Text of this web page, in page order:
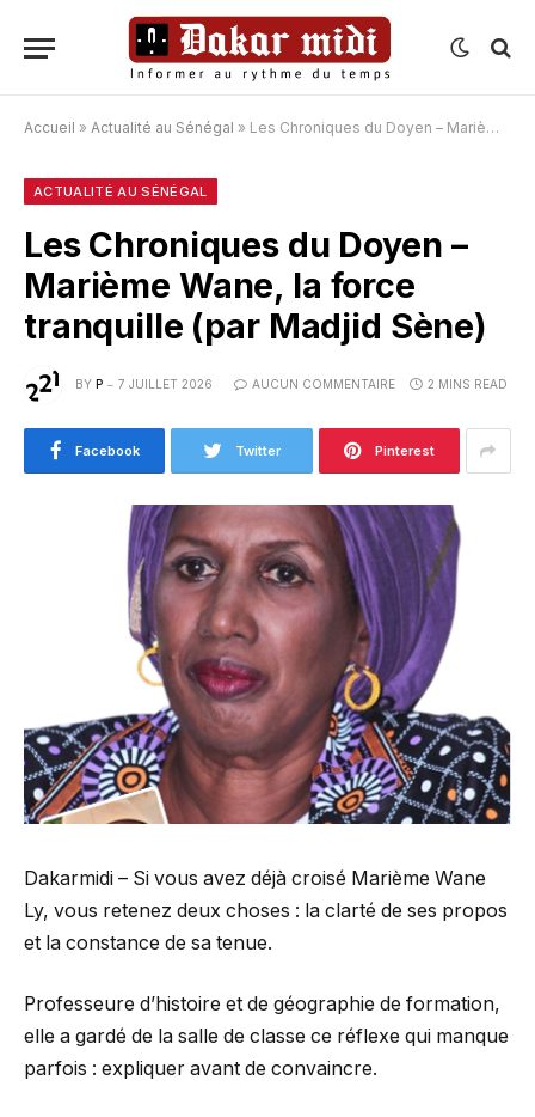
Accueil » Actualité au Sénégal » Les Chroniques du Doyen – Marième Wane, la force tranquille (par Madjid Sène)
ACTUALITÉ AU SÉNÉGAL
Les Chroniques du Doyen –
Marième Wane, la force
tranquille (par Madjid Sène)
BY P 7 JUILLET 2026 AUCUN COMMENTAIRE 2 MINS READ
Facebook Twitter Pinterest
Dakarmidi – Si vous avez déjà croisé Marième Wane
Ly, vous retenez deux choses : la clarté de ses propos
et la constance de sa tenue.
Professeure d’histoire et de géographie de formation,
elle a gardé de la salle de classe ce réflexe qui manque
parfois : expliquer avant de convaincre.